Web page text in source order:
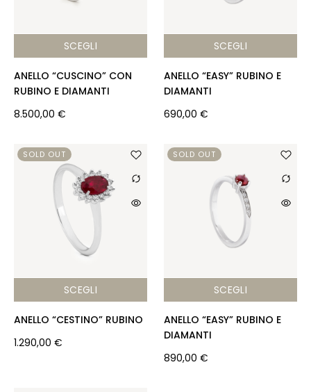
SCEGLI
ANELLO “CUSCINO” CON
RUBINO E DIAMANTI
8.500,00 €
SCEGLI
ANELLO “EASY” RUBINO E
DIAMANTI
690,00 €
SOLD OUT
SCEGLI
ANELLO “CESTINO” RUBINO
1.290,00 €
SOLD OUT
SCEGLI
ANELLO “EASY” RUBINO E
DIAMANTI
890,00 €